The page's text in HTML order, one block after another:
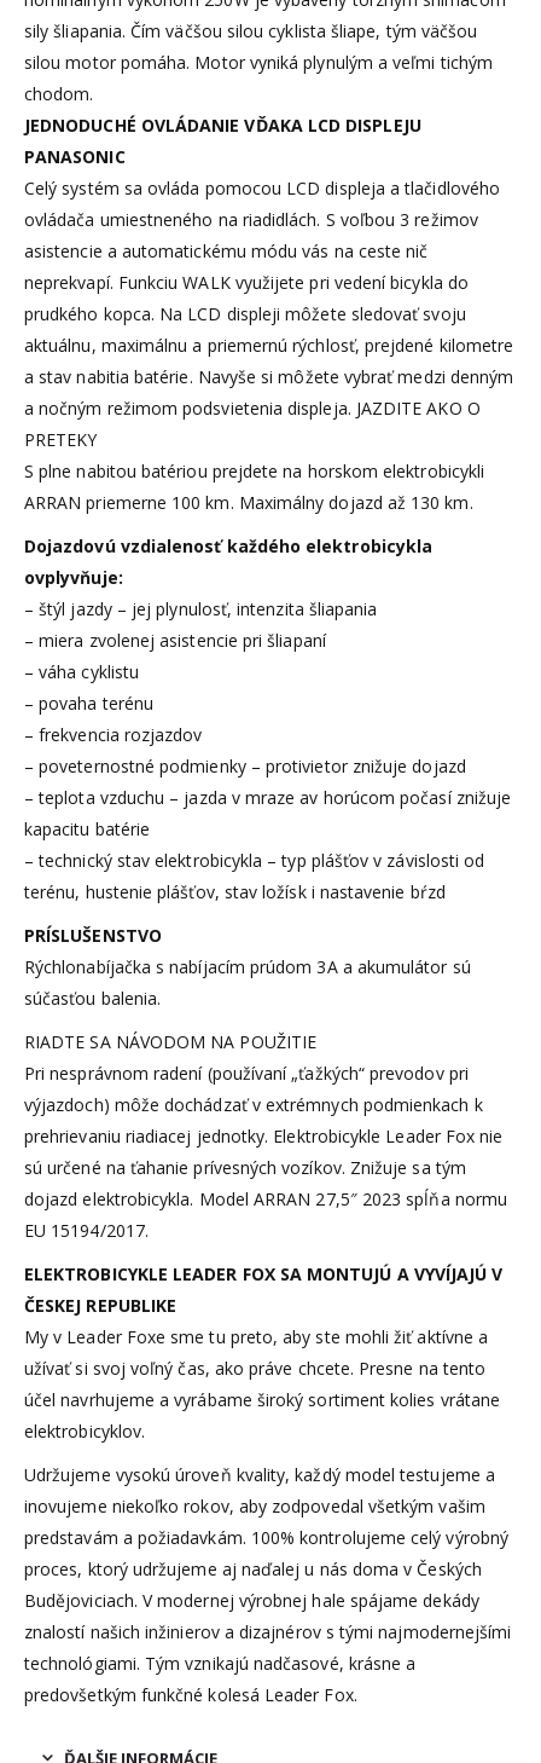
sily šliapania. Čím väčšou silou cyklista šliape, tým väčšou
silou motor pomáha. Motor vyniká plynulým a veľmi tichým
chodom.
JEDNODUCHÉ OVLÁDANIE VĎAKA LCD DISPLEJU
PANASONIC
Celý systém sa ovláda pomocou LCD displeja a tlačidlového
ovládača umiestneného na riadidlách. S voľbou 3 režimov
asistencie a automatickému módu vás na ceste nič
neprekvapí. Funkciu WALK využijete pri vedení bicykla do
prudkého kopca. Na LCD displeji môžete sledovať svoju
aktuálnu, maximálnu a priemernú rýchlosť, prejdené kilometre
a stav nabitia batérie. Navyše si môžete vybrať medzi denným
a nočným režimom podsvietenia displeja. JAZDITE AKO O
PRETEKY
S plne nabitou batériou prejdete na horskom elektrobicykli
ARRAN priemerne 100 km. Maximálny dojazd až 130 km.
Dojazdovú vzdialenosť každého elektrobicykla
ovplyvňuje:
– štýl jazdy – jej plynulosť, intenzita šliapania
– miera zvolenej asistencie pri šliapaní
– váha cyklistu
– povaha terénu
– frekvencia rozjazdov
– poveternostné podmienky – protivietor znižuje dojazd
– teplota vzduchu – jazda v mraze av horúcom počasí znižuje
kapacitu batérie
– technický stav elektrobicykla – typ plášťov v závislosti od
terénu, hustenie plášťov, stav ložísk i nastavenie bŕzd
PRÍSLUŠENSTVO
Rýchlonabíjačka s nabíjacím prúdom 3A a akumulátor sú
súčasťou balenia.
RIADTE SA NÁVODOM NA POUŽITIE
Pri nesprávnom radení (používaní „ťažkých“ prevodov pri
výjazdoch) môže dochádzať v extrémnych podmienkach k
prehrievaniu riadiacej jednotky. Elektrobicykle Leader Fox nie
sú určené na ťahanie prívesných vozíkov. Znižuje sa tým
dojazd elektrobicykla. Model ARRAN 27,5″ 2023 spĺňa normu
EU 15194/2017.
ELEKTROBICYKLE LEADER FOX SA MONTUJÚ A VYVÍJAJÚ V
ČESKEJ REPUBLIKE
My v Leader Foxe sme tu preto, aby ste mohli žiť aktívne a
užívať si svoj voľný čas, ako práve chcete. Presne na tento
účel navrhujeme a vyrábame široký sortiment kolies vrátane
elektrobicyklov.
Udržujeme vysokú úroveň kvality, každý model testujeme a
inovujeme niekoľko rokov, aby zodpovedal všetkým vašim
predstavám a požiadavkám. 100% kontrolujeme celý výrobný
proces, ktorý udržujeme aj naďalej u nás doma v Českých
Budějoviciach. V modernej výrobnej hale spájame dekády
znalostí našich inžinierov a dizajnérov s tými najmodernejšími
technológiami. Tým vznikajú nadčasové, krásne a
predovšetkým funkčné kolesá Leader Fox.
ĎALŠIE INFORMÁCIE